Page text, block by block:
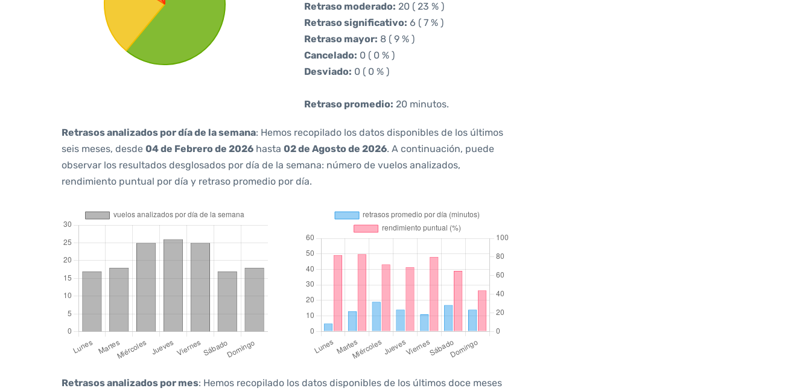
Retraso moderado: 20 ( 23 % )
Retraso significativo: 6 ( 7 % )
Retraso mayor: 8 ( 9 % )
Cancelado: 0 ( 0 % )
Desviado: 0 ( 0 % )
Retraso promedio: 20 minutos.
Retrasos analizados por día de la semana: Hemos recopilado los datos disponibles de los últimos
seis meses, desde 04 de Febrero de 2026 hasta 02 de Agosto de 2026. A continuación, puede
observar los resultados desglosados por día de la semana: número de vuelos analizados,
rendimiento puntual por día y retraso promedio por día.
Retrasos analizados por mes: Hemos recopilado los datos disponibles de los últimos doce meses